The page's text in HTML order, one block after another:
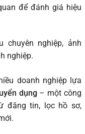
để đánh giá hiệu
chuyên nghiệp, ảnh
nghiệp.
doanh nghiệp lựa
dụng – một công
đăng tin, lọc hồ sơ,